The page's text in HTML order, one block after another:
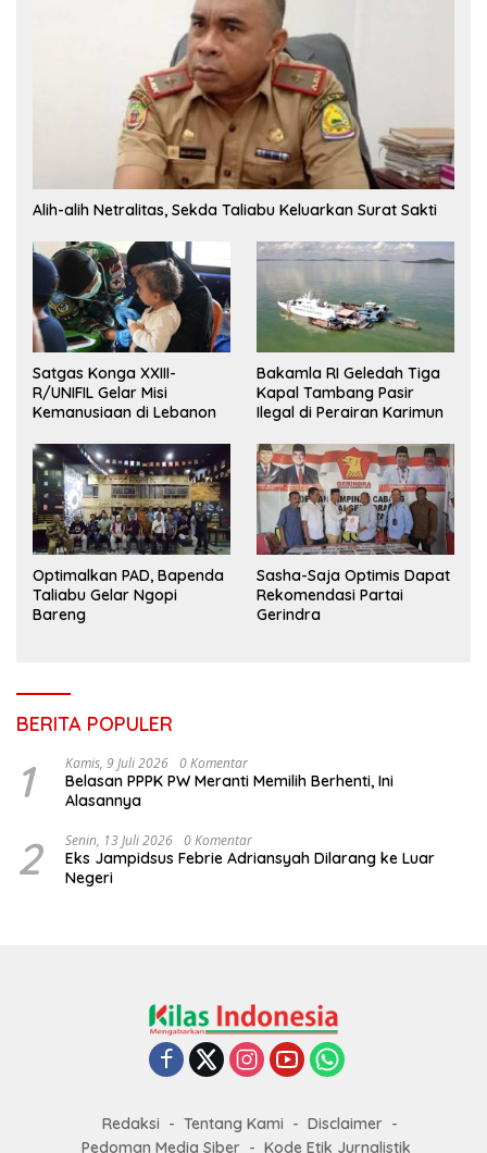
Alih-alih Netralitas, Sekda Taliabu Keluarkan Surat Sakti
Satgas Konga XXIII-
R/UNIFIL Gelar Misi
Kemanusiaan di Lebanon
Bakamla RI Geledah Tiga
Kapal Tambang Pasir
Ilegal di Perairan Karimun
Optimalkan PAD, Bapenda
Taliabu Gelar Ngopi
Bareng
Sasha-Saja Optimis Dapat
Rekomendasi Partai
Gerindra
BERITA POPULER
1 Kamis, 9 Juli 2026 0 Komentar
Belasan PPPK PW Meranti Memilih Berhenti, Ini
Alasannya
2 Senin, 13 Juli 2026 0 Komentar
Eks Jampidsus Febrie Adriansyah Dilarang ke Luar
Negeri
Redaksi Tentang Kami
Disclaimer
Pedoman Media Siber
Kode Etik Jurnalistik